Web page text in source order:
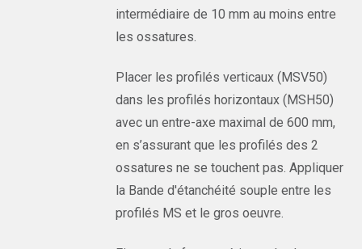
intermédiaire de 10 mm au moins entre
les ossatures.
Placer les profilés verticaux (MSV50)
dans les profilés horizontaux (MSH50)
avec un entre-axe maximal de 600 mm,
en s’assurant que les profilés des 2
ossatures ne se touchent pas. Appliquer
la Bande d'étanchéité souple entre les
profilés MS et le gros oeuvre.